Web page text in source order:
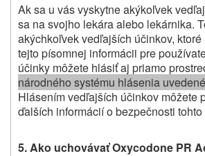
Ak sa u vás vyskytne akýkoľvek
sa na svojho lekára alebo lekárnika.
akýchkoľvek vedľajších účinkov,
tejto písomnej informácii pre
účinky môžete hlásiť aj priamo
národného systému hlásenia
Hlásením vedľajších účinkov môžete
ďalších informácií o bezpečnosti tohto
5.Ako uchovávať Oxycodone PR